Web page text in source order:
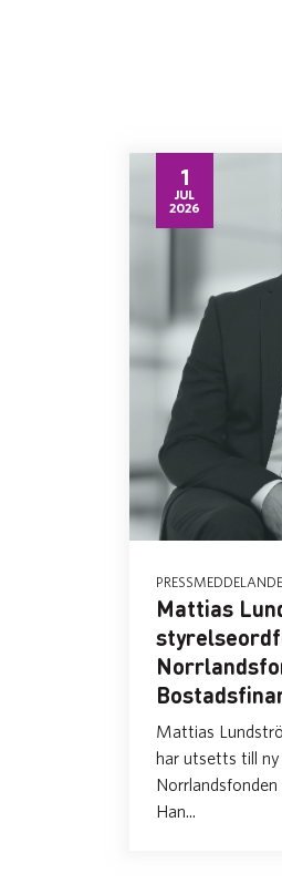
1
JUL
2026
Mattias
Mattias
har utsetts till
Han...